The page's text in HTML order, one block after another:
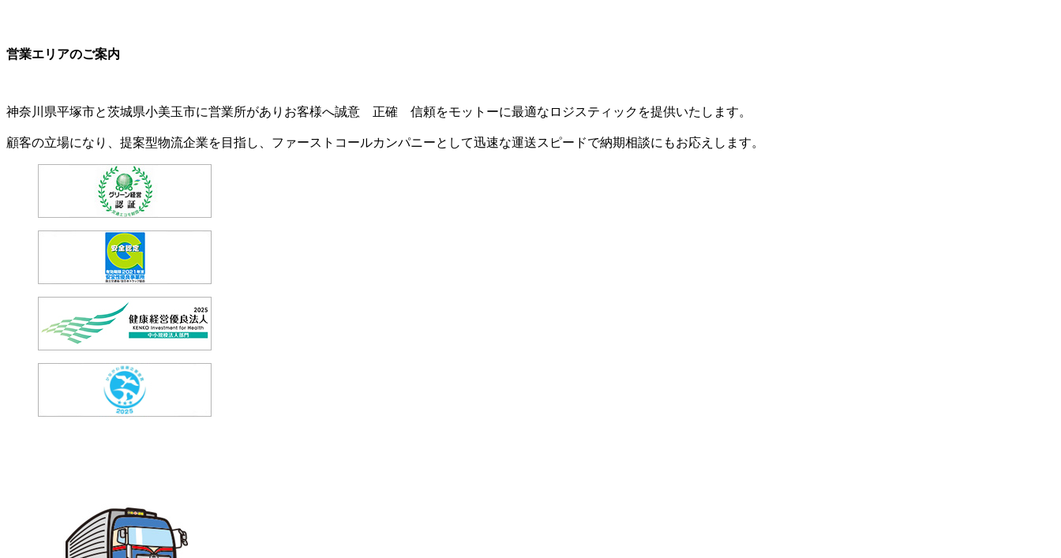
営業エリアのご案内
神奈川県平塚市と茨城県小美玉市に営業所がありお客様へ誠意 正確 信頼をモットーに最適なロジスティックを提供いたします。
顧客の立場になり、提案型物流企業を目指し、ファーストコールカンパニーとして迅速な運送スピードで納期相談にもお応えします。